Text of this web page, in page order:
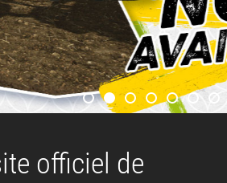
officiel de